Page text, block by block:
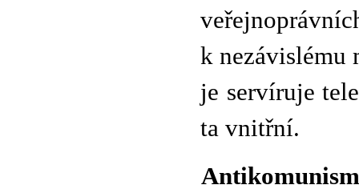
k nezávislému
je servíruje
ta vnitřní.